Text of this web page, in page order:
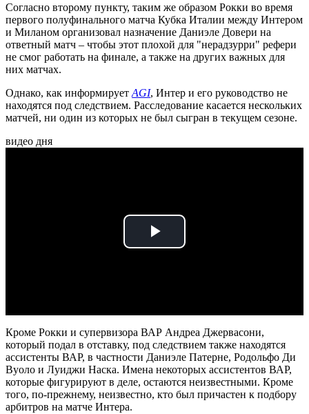
Согласно второму пункту, таким же образом Рокки во время
первого полуфинального матча Кубка Италии между Интером
и Миланом организовал назначение Даниэле Довери на
ответный матч – чтобы этот плохой для "нерадзурри" рефери
не смог работать на финале, а также на других важных для
них матчах.
Однако, как информирует AGI, Интер и его руководство не
находятся под следствием. Расследование касается нескольких
матчей, ни один из которых не был сыгран в текущем сезоне.
видео дня
Play
Кроме Рокки и супервизора ВАР Андреа Джервасони,
который подал в отставку, под следствием также находятся
ассистенты ВАР, в частности Даниэле Патерне, Родольфо Ди
Вуоло и Луиджи Наска. Имена некоторых ассистентов ВАР,
которые фигурируют в деле, остаются неизвестными. Кроме
того, по-прежнему, неизвестно, кто был причастен к подбору
арбитров на матче Интера.